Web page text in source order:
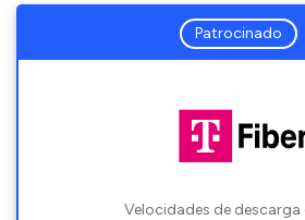
Patrocinado
Velocidades de descarga